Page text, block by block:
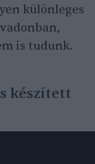
különleges
is tudunk.
készített